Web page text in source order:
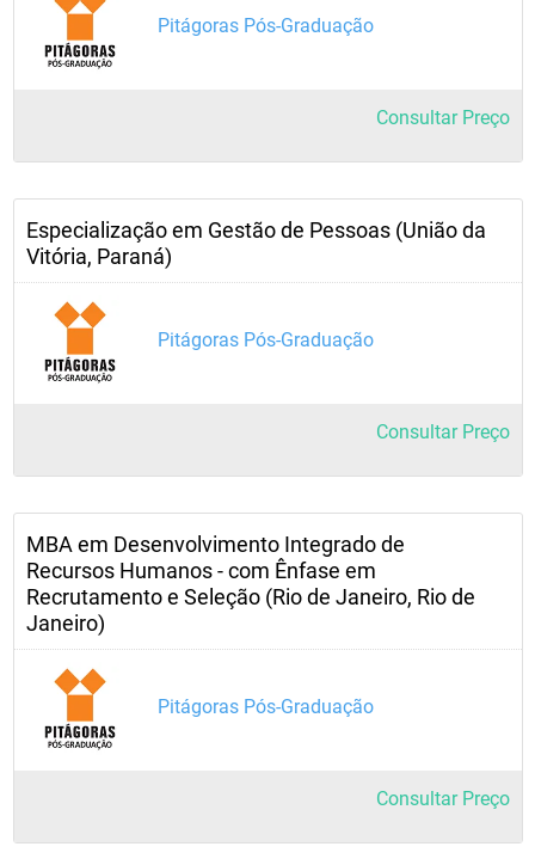
Pitágoras Pós-Graduação
Consultar Preço
Especialização em Gestão de Pessoas (União da
Vitória, Paraná)
Pitágoras Pós-Graduação
Consultar Preço
MBA em Desenvolvimento Integrado de
Recursos Humanos - com Ênfase em
Recrutamento e Seleção (Rio de Janeiro, Rio de
Janeiro)
Pitágoras Pós-Graduação
Consultar Preço